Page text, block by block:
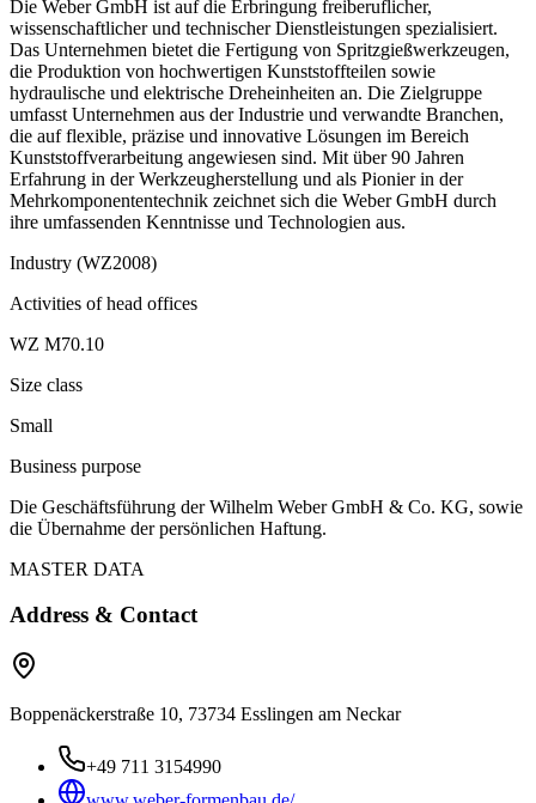
Die Weber GmbH ist auf die Erbringung freiberuflicher,
wissenschaftlicher und technischer Dienstleistungen spezialisiert.
Das Unternehmen bietet die Fertigung von Spritzgießwerkzeugen,
die Produktion von hochwertigen Kunststoffteilen sowie
hydraulische und elektrische Dreheinheiten an. Die Zielgruppe
umfasst Unternehmen aus der Industrie und verwandte Branchen,
die auf flexible, präzise und innovative Lösungen im Bereich
Kunststoffverarbeitung angewiesen sind. Mit über 90 Jahren
Erfahrung in der Werkzeugherstellung und als Pionier in der
Mehrkomponententechnik zeichnet sich die Weber GmbH durch
ihre umfassenden Kenntnisse und Technologien aus.
Industry (WZ2008)
Activities of head offices
WZ M70.10
Size class
Small
Business purpose
Die Geschäftsführung der Wilhelm Weber GmbH & Co. KG, sowie
die Übernahme der persönlichen Haftung.
MASTER DATA
Address & Contact
Boppenäckerstraße 10, 73734 Esslingen am Neckar
+49 711 3154990